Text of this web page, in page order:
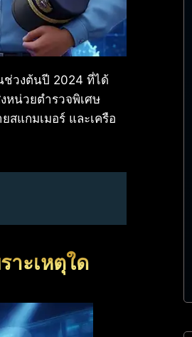
ช่วงต้นปี 2024 ที่ได้
หน่วยตำรวจพิเศษ
สแกมเมอร์ และเครือ
าะเหตุใด